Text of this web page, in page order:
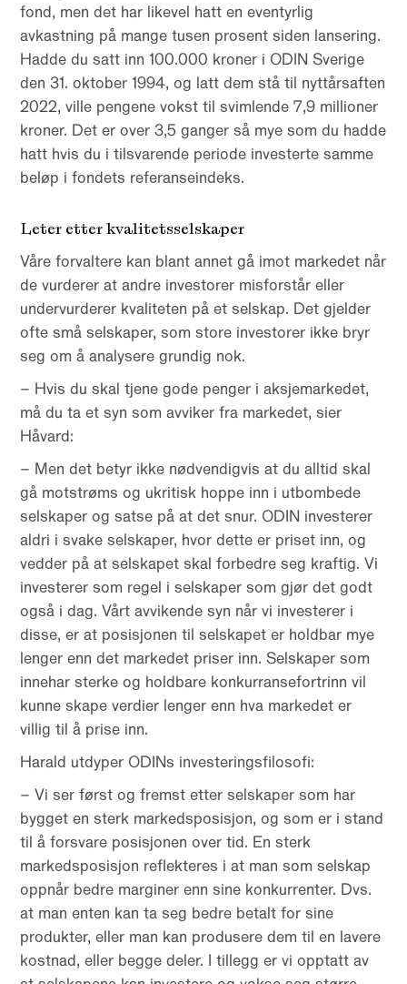
fond, men det har likevel hatt en eventyrlig
avkastning på mange tusen prosent siden lansering.
Hadde du satt inn 100.000 kroner i ODIN Sverige
den 31. oktober 1994, og latt dem stå til nyttårsaften
2022, ville pengene vokst til svimlende 7,9 millioner
kroner. Det er over 3,5 ganger så mye som du hadde
hatt hvis du i tilsvarende periode investerte samme
beløp i fondets referanseindeks.
Leter etter kvalitetsselskaper
Våre forvaltere kan blant annet gå imot markedet når
de vurderer at andre investorer misforstår eller
undervurderer kvaliteten på et selskap. Det gjelder
ofte små selskaper, som store investorer ikke bryr
seg om å analysere grundig nok.
– Hvis du skal tjene gode penger i aksjemarkedet,
må du ta et syn som avviker fra markedet, sier
Håvard:
– Men det betyr ikke nødvendigvis at du alltid skal
gå motstrøms og ukritisk hoppe inn i utbombede
selskaper og satse på at det snur. ODIN investerer
aldri i svake selskaper, hvor dette er priset inn, og
vedder på at selskapet skal forbedre seg kraftig. Vi
investerer som regel i selskaper som gjør det godt
også i dag. Vårt avvikende syn når vi investerer i
disse, er at posisjonen til selskapet er holdbar mye
lenger enn det markedet priser inn. Selskaper som
innehar sterke og holdbare konkurransefortrinn vil
kunne skape verdier lenger enn hva markedet er
villig til å prise inn.
Harald utdyper ODINs investeringsfilosofi:
– Vi ser først og fremst etter selskaper som har
bygget en sterk markedsposisjon, og som er i stand
til å forsvare posisjonen over tid. En sterk
markedsposisjon reflekteres i at man som selskap
oppnår bedre marginer enn sine konkurrenter. Dvs.
at man enten kan ta seg bedre betalt for sine
produkter, eller man kan produsere dem til en lavere
kostnad, eller begge deler. I tillegg er vi opptatt av